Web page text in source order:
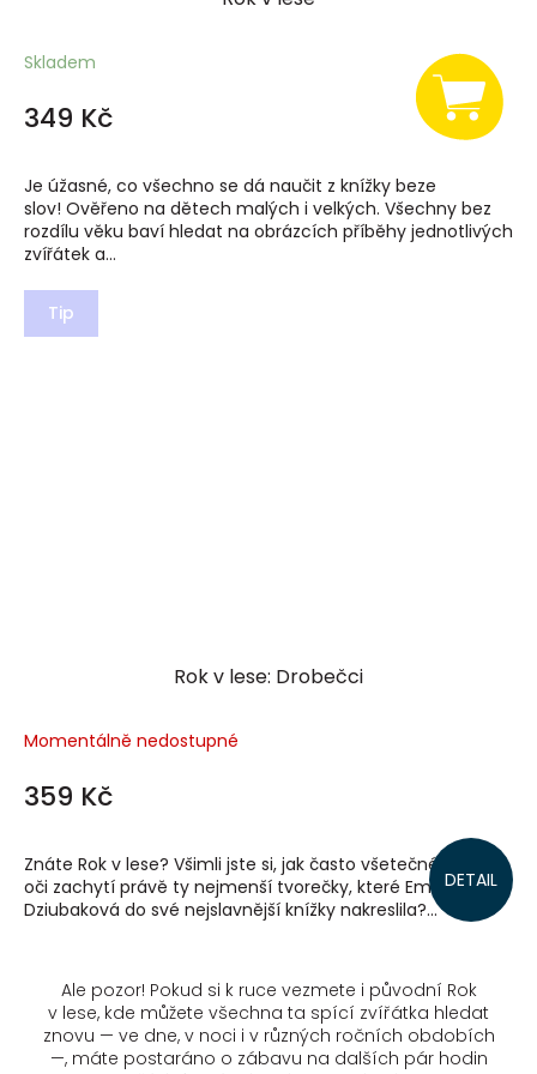
Skladem
349 Kč
Je úžasné, co všechno se dá naučit z knížky beze
slov! Ověřeno na dětech malých i velkých. Všechny bez
rozdílu věku baví hledat na obrázcích příběhy jednotlivých
zvířátek a...
Tip
Rok v lese: Drobečci
Momentálně nedostupné
359 Kč
DETAIL
Znáte Rok v lese? Všimli jste si, jak často všetečné dětské
oči zachytí právě ty nejmenší tvorečky, které Emilia
Dziubaková do své nejslavnější knížky nakreslila?...
Ale pozor! Pokud si k ruce vezmete i původní Rok
v lese, kde můžete všechna ta spící zvířátka hledat
znovu — ve dne, v noci i v různých ročních obdobích
—, máte postaráno o zábavu na dalších pár hodin